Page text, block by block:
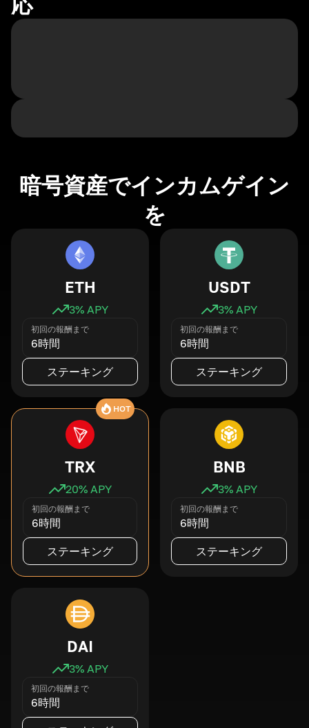
暗号資産でインカムゲイン
を
ETH
3% APY
初回の報酬まで
6時間
ステーキング
USDT
3% APY
初回の報酬まで
6時間
ステーキング
HOT
TRX
20% APY
初回の報酬まで
6時間
ステーキング
BNB
3% APY
初回の報酬まで
6時間
ステーキング
DAI
3% APY
初回の報酬まで
6時間